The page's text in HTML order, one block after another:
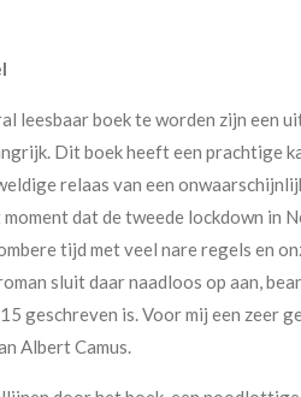
leesbaar boek te worden zijn een
Dit boek heeft een prachtige
relaas van een
dat de tweede lockdown in
tijd met veel nare regels en
sluit daar naadloos op aan,
geschreven is. Voor mij een zeer
Albert Camus.